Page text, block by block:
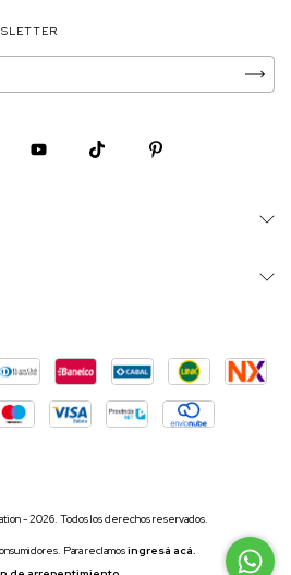
- 2026. Todos los derechos reservados.
Para reclamosingresá acá.